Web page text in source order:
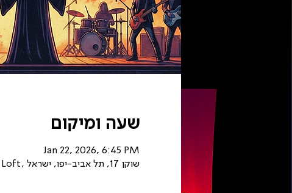
שעה ומיקום
Jan 22, 2026, 6:45 PM
The Guitar Loft, שוקן 17, תל אביב-יפו, ישראל